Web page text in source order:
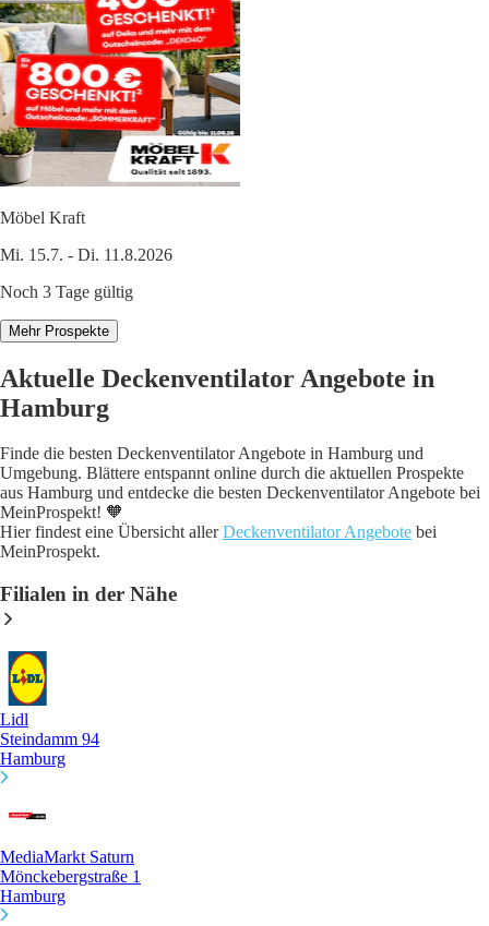
Möbel Kraft
Mi. 15.7. - Di. 11.8.2026
Noch 3 Tage gültig
Mehr Prospekte
Aktuelle Deckenventilator Angebote in
Hamburg
Finde die besten Deckenventilator Angebote in Hamburg und
Umgebung. Blättere entspannt online durch die aktuellen Prospekte
aus Hamburg und entdecke die besten Deckenventilator Angebote bei
MeinProspekt! 🧡
Hier findest eine Übersicht allerDeckenventilator Angebote bei
MeinProspekt.
Filialen in der Nähe
Lidl
Steindamm 94
Hamburg
MediaMarkt Saturn
Mönckebergstraße 1
Hamburg